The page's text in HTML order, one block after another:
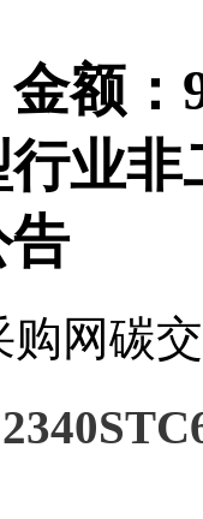
额：
业
告
网碳